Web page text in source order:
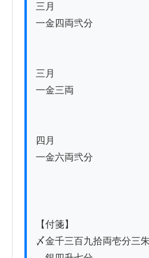
三月
一金四両弐分　　　　　
椹樽
三月
一金三両　　　　　　　
代
四月
一金六両弐分　　　　　
椹樽木
伊藤伴右
【付箋】
〆金千三百九拾両壱分三朱